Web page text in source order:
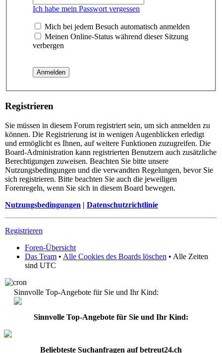
Ich habe mein Passwort vergessen
Mich bei jedem Besuch automatisch anmelden
Meinen Online-Status während dieser Sitzung
verbergen
Registrieren
Sie müssen in diesem Forum registriert sein, um sich anmelden zu
können. Die Registrierung ist in wenigen Augenblicken erledigt
und ermöglicht es Ihnen, auf weitere Funktionen zuzugreifen. Die
Board-Administration kann registrierten Benutzern auch zusätzliche
Berechtigungen zuweisen. Beachten Sie bitte unsere
Nutzungsbedingungen und die verwandten Regelungen, bevor Sie
sich registrieren. Bitte beachten Sie auch die jeweiligen
Forenregeln, wenn Sie sich in diesem Board bewegen.
Nutzungsbedingungen | Datenschutzrichtlinie
Registrieren
Foren-Übersicht
Das Team • Alle Cookies des Boards löschen • Alle Zeiten
sind UTC
Sinnvolle Top-Angebote für Sie und Ihr Kind:
Sinnvolle Top-Angebote für Sie und Ihr Kind:
Beliebteste Suchanfragen aufbetreut24.ch